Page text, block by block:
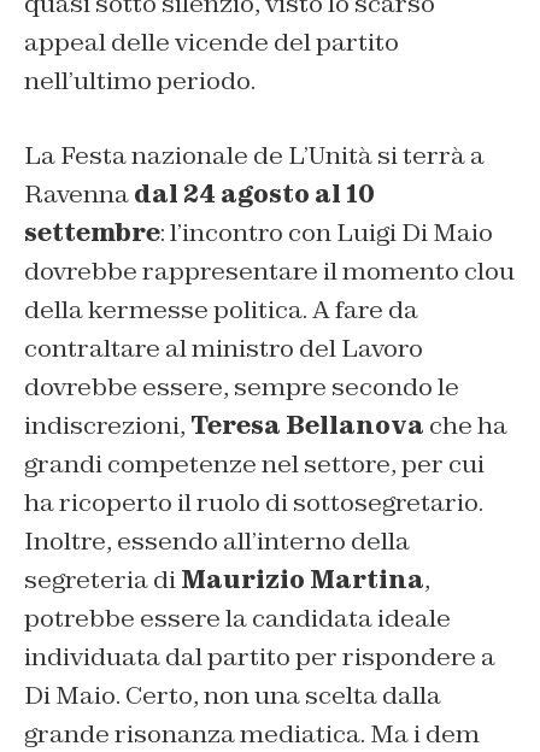
appeal delle vicende del partito
nell’ultimo periodo.
La Festa nazionale de L’Unità si terrà a
Ravennadal 24 agosto al 10
settembre: l’incontro con Luigi Di Maio
dovrebbe rappresentare il momento clou
della kermesse politica. A fare da
contraltare al ministro del Lavoro
dovrebbe essere, sempre secondo le
indiscrezioni, Teresa Bellanova che ha
grandi competenze nel settore, per cui
ha ricoperto il ruolo di sottosegretario.
Inoltre, essendo all’interno della
segreteria diMaurizio Martina,
potrebbe essere la candidata ideale
individuata dal partito per rispondere a
Di Maio. Certo, non una scelta dalla
grande risonanza mediatica. Ma i dem